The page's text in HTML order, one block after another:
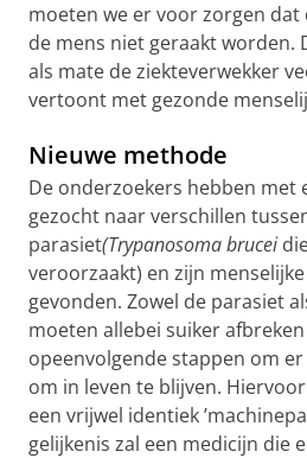
moeten we er voor zorgen dat
de mens niet geraakt worden.
als mate de ziekteverwekker
vertoont met gezonde
Nieuwe methode
De onderzoekers hebben met
gezocht naar verschillen
parasiet(Trypanosoma brucei
veroorzaakt) en zijn
gevonden. Zowel de parasiet
moeten allebei suiker
opeenvolgende stappen om
om in leven te blijven.
een vrijwel identiek
gelijkenis zal een medicijn die